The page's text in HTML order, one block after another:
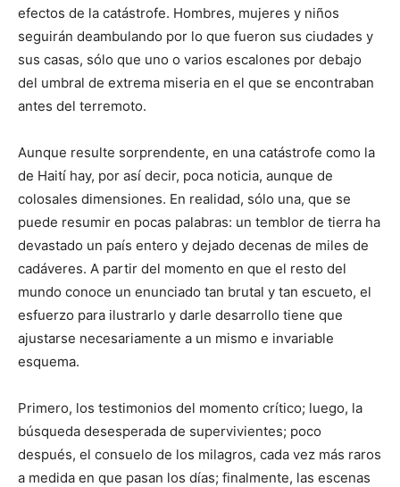
efectos de la catástrofe. Hombres, mujeres y niños
seguirán deambulando por lo que fueron sus ciudades y
sus casas, sólo que uno o varios escalones por debajo
del umbral de extrema miseria en el que se encontraban
antes del terremoto.
Aunque resulte sorprendente, en una catástrofe como la
de Haití hay, por así decir, poca noticia, aunque de
colosales dimensiones. En realidad, sólo una, que se
puede resumir en pocas palabras: un temblor de tierra ha
devastado un país entero y dejado decenas de miles de
cadáveres. A partir del momento en que el resto del
mundo conoce un enunciado tan brutal y tan escueto, el
esfuerzo para ilustrarlo y darle desarrollo tiene que
ajustarse necesariamente a un mismo e invariable
esquema.
Primero, los testimonios del momento crítico; luego, la
búsqueda desesperada de supervivientes; poco
después, el consuelo de los milagros, cada vez más raros
a medida en que pasan los días; finalmente, las escenas